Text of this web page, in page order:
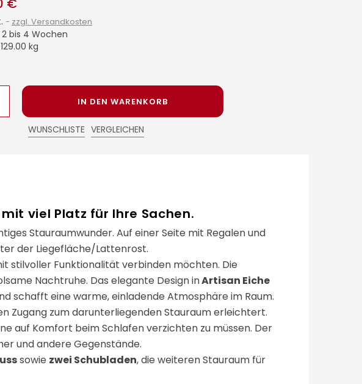
€
zzgl. Versandkosten
bis 4 Wochen
kg
IN DEN WARENKORB
WUNSCHLISTE VERGLEICHEN
viel Platz für Ihre Sachen.
Stauraumwunder. Auf einer Seite mit Regalen und
der Liegefläche/Lattenrost.
stilvoller Funktionalität verbinden möchten. Die
Nachtruhe. Das elegante Design inArtisan Eiche
schafft eine warme, einladende Atmosphäre im Raum.
Zugang zum darunterliegenden Stauraum erleichtert.
auf Komfort beim Schlafen verzichten zu müssen. Der
und andere Gegenstände.
sowie zwei Schubladen, die weiteren Stauraum für